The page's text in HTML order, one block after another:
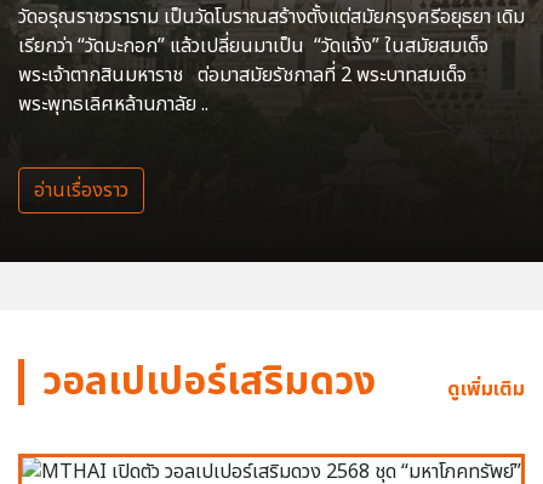
วัดอรุณราชวราราม เป็นวัดโบราณสร้างตั้งแต่สมัยกรุงศรีอยุธยา เดิม
เรียกว่า “วัดมะกอก” แล้วเปลี่ยนมาเป็น “วัดแจ้ง” ในสมัยสมเด็จ
พระเจ้าตากสินมหาราช ต่อมาสมัยรัชกาลที่ 2 พระบาทสมเด็จ
พระพุทธเลิศหล้านภาลัย ..
อ่านเรื่องราว
วอลเปเปอร์เสริมดวง ดูเพิ่มเติม